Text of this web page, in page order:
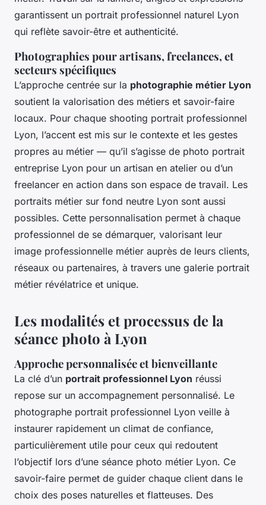
garantissent un portrait professionnel naturel Lyon
qui reflète savoir-être et authenticité.
Photographies pour artisans, freelances, et
secteurs spécifiques
L’approche centrée sur la photographie métier Lyon
soutient la valorisation des métiers et savoir-faire
locaux. Pour chaque shooting portrait professionnel
Lyon, l’accent est mis sur le contexte et les gestes
propres au métier — qu’il s’agisse de photo portrait
entreprise Lyon pour un artisan en atelier ou d’un
freelancer en action dans son espace de travail. Les
portraits métier sur fond neutre Lyon sont aussi
possibles. Cette personnalisation permet à chaque
professionnel de se démarquer, valorisant leur
image professionnelle métier auprès de leurs clients,
réseaux ou partenaires, à travers une galerie portrait
métier révélatrice et unique.
Les modalités et processus de la
séance photo à Lyon
Approche personnalisée et bienveillante
La clé d’un portrait professionnel Lyon réussi
repose sur un accompagnement personnalisé. Le
photographe portrait professionnel Lyon veille à
instaurer rapidement un climat de confiance,
particulièrement utile pour ceux qui redoutent
l’objectif lors d’une séance photo métier Lyon. Ce
savoir-faire permet de guider chaque client dans le
choix des poses naturelles et flatteuses. Des